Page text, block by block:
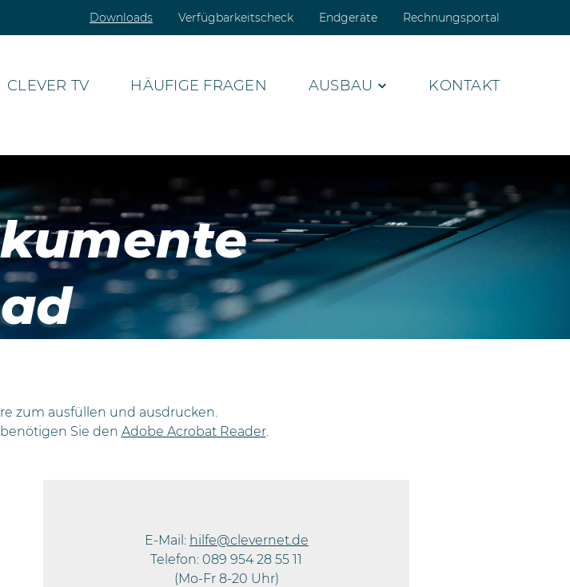
Downloads Verfügbarkeitscheck Endgeräte Rechnungsportal
CLEVER TV HÄUFIGE FRAGEN AUSBAU KONTAKT
zum ausfüllen und ausdrucken.
Sie den Adobe Acrobat Reader.
E-Mail: hilfe@clevernet.de
Telefon: 089 954 28 55 11
(Mo-Fr 8-20 Uhr)